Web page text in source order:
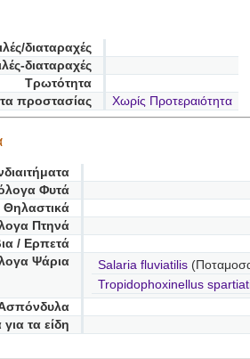
διαταραχές
διαταραχές
Τρωτότητα
προστασίας
Χωρίς Προτεραιότητα
Φυτά
Θηλαστικά
Πτηνά
/ Ερπετά
Ψάρια
Salaria fluviatilis
Tropidophoxinellus
για τα είδη